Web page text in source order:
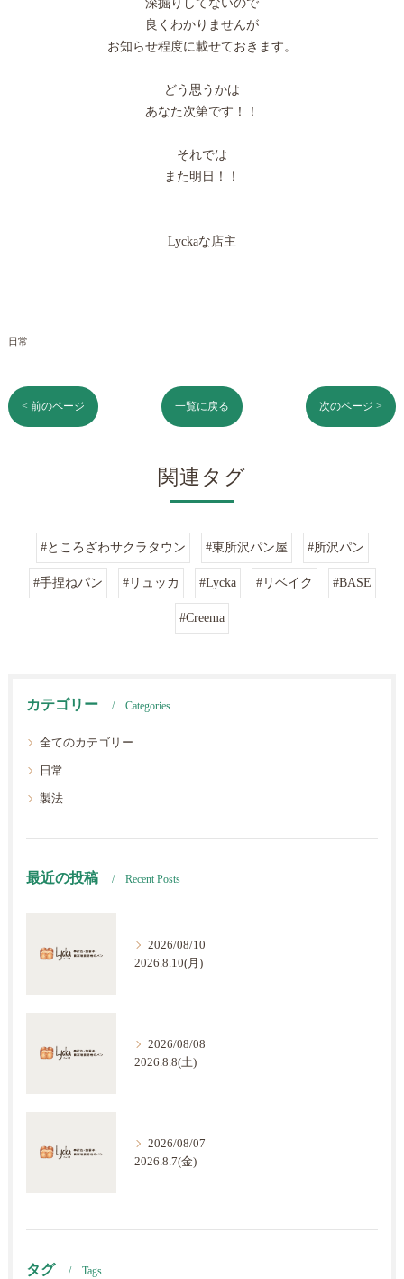
深掘りしてないので
良くわかりませんが
お知らせ程度に載せておきます。
どう思うかは
あなた次第です！！
それでは
また明日！！
Lyckaな店主
日常
< 前のページ 一覧に戻る 次のページ >
関連タグ
#ところざわサクラタウン #東所沢パン屋 #所沢パン
#手捏ねパン #リュッカ #Lycka #リベイク #BASE
#Creema
カテゴリー Categories
全てのカテゴリー
日常
製法
最近の投稿 Recent Posts
2026/08/10
2026.8.10(月)
2026/08/08
2026.8.8(土)
2026/08/07
2026.8.7(金)
タグ Tags